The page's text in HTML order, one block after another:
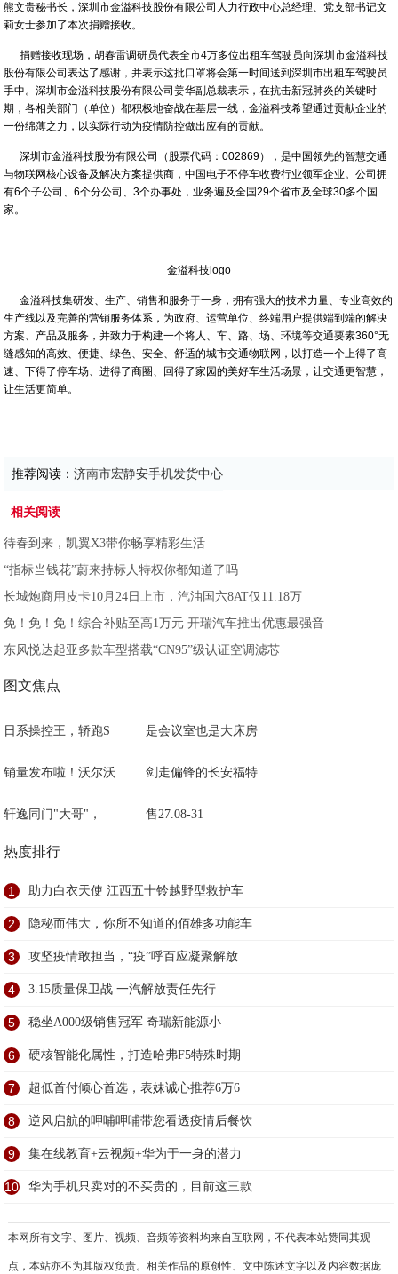
熊文贵秘书长，深圳市金溢科技股份有限公司人力行政中心总经理、党支部书记文
莉女士参加了本次捐赠接收。
捐赠接收现场，胡春雷调研员代表全市4万多位出租车驾驶员向深圳市金溢科技
股份有限公司表达了感谢，并表示这批口罩将会第一时间送到深圳市出租车驾驶员
手中。深圳市金溢科技股份有限公司姜华副总裁表示，在抗击新冠肺炎的关键时
期，各相关部门（单位）都积极地奋战在基层一线，金溢科技希望通过贡献企业的
一份绵薄之力，以实际行动为疫情防控做出应有的贡献。
深圳市金溢科技股份有限公司（股票代码：002869），是中国领先的智慧交通
与物联网核心设备及解决方案提供商，中国电子不停车收费行业领军企业。公司拥
有6个子公司、6个分公司、3个办事处，业务遍及全国29个省市及全球30多个国
家。
金溢科技logo
金溢科技集研发、生产、销售和服务于一身，拥有强大的技术力量、专业高效的
生产线以及完善的营销服务体系，为政府、运营单位、终端用户提供端到端的解决
方案、产品及服务，并致力于构建一个将人、车、路、场、环境等交通要素360°无
缝感知的高效、便捷、绿色、安全、舒适的城市交通物联网，以打造一个上得了高
速、下得了停车场、进得了商圈、回得了家园的美好车生活场景，让交通更智慧，
让生活更简单。
推荐阅读：济南市宏静安手机发货中心
相关阅读
待春到来，凯翼X3带你畅享精彩生活
“指标当钱花”蔚来持标人特权你都知道了吗
长城炮商用皮卡10月24日上市，汽油国六8AT仅11.18万
免！免！免！综合补贴至高1万元 开瑞汽车推出优惠最强音
东风悦达起亚多款车型搭载“CN95”级认证空调滤芯
图文焦点
日系操控王，轿跑S 是会议室也是大床房
销量发布啦！沃尔沃 剑走偏锋的长安福特
轩逸同门"大哥"， 售27.08-31
热度排行
1 助力白衣天使 江西五十铃越野型救护车
2 隐秘而伟大，你所不知道的佰雄多功能车
3 攻坚疫情敢担当，“疫”呼百应凝聚解放
4 3.15质量保卫战 一汽解放责任先行
5 稳坐A000级销售冠军 奇瑞新能源小
6 硬核智能化属性，打造哈弗F5特殊时期
7 超低首付倾心首选，表妹诚心推荐6万6
8 逆风启航的呷哺呷哺带您看透疫情后餐饮
9 集在线教育+云视频+华为于一身的潜力
10 华为手机只卖对的不买贵的，目前这三款
本网所有文字、图片、视频、音频等资料均来自互联网，不代表本站赞同其观
点，本站亦不为其版权负责。相关作品的原创性、文中陈述文字以及内容数据庞